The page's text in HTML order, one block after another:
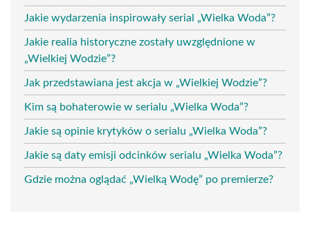
Jakie wydarzenia inspirowały serial „Wielka Woda”?
Jakie realia historyczne zostały uwzględnione w
„Wielkiej Wodzie”?
Jak przedstawiana jest akcja w „Wielkiej Wodzie”?
Kim są bohaterowie w serialu „Wielka Woda”?
Jakie są opinie krytyków o serialu „Wielka Woda”?
Jakie są daty emisji odcinków serialu „Wielka Woda”?
Gdzie można oglądać „Wielką Wodę” po premierze?